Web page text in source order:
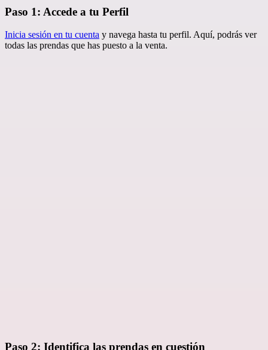
Paso 1: Accede a tu Perfil
Inicia sesión en tu cuenta y navega hasta tu perfil. Aquí, podrás ver
todas las prendas que has puesto a la venta.
Paso 2: Identifica las prendas en cuestión